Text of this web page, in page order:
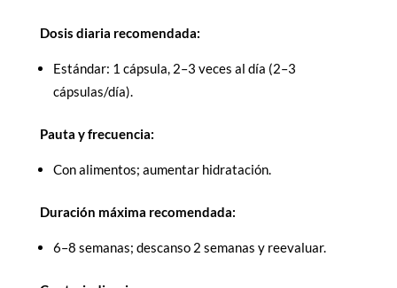
Dosis diaria recomendada:
Estándar: 1 cápsula, 2–3 veces al día (2–3
cápsulas/día).
Pauta y frecuencia:
Con alimentos; aumentar hidratación.
Duración máxima recomendada:
6–8 semanas; descanso 2 semanas y reevaluar.